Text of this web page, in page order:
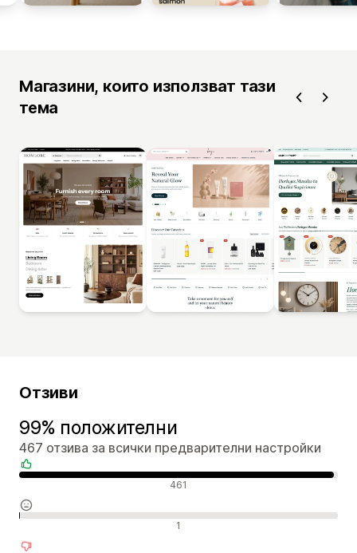
Магазини, които използват тази
тема
Отзиви
99% положителни
467 отзива за всички предварителни настройки
Положителни отзиви 461
Неутрални отзиви 1